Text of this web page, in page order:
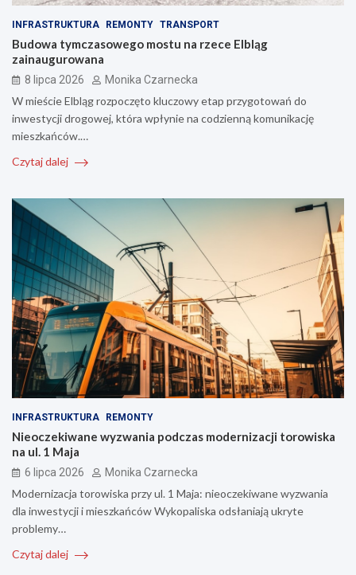
INFRASTRUKTURA REMONTY TRANSPORT
Budowa tymczasowego mostu na rzece Elbląg
zainaugurowana
8 lipca 2026 Monika Czarnecka
W mieście Elbląg rozpoczęto kluczowy etap przygotowań do
inwestycji drogowej, która wpłynie na codzienną komunikację
mieszkańców.…
Czytaj dalej
INFRASTRUKTURA REMONTY
Nieoczekiwane wyzwania podczas modernizacji torowiska
na ul. 1 Maja
6 lipca 2026 Monika Czarnecka
Modernizacja torowiska przy ul. 1 Maja: nieoczekiwane wyzwania
dla inwestycji i mieszkańców Wykopaliska odsłaniają ukryte
problemy…
Czytaj dalej